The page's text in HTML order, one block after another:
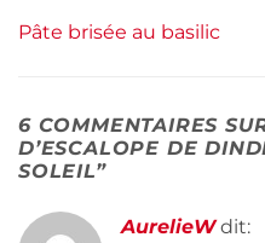
Pâte brisée au basilic
6 COMMENTAIRES
D’ESCALOPE DE
SOLEIL”
AurelieW dit: